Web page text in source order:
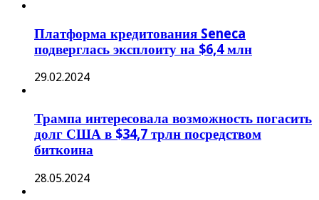
Платформа кредитования Seneca
подверглась эксплоиту на $6,4 млн
29.02.2024
Трампа интересовала возможность погасить
долг США в $34,7 трлн посредством
биткоина
28.05.2024